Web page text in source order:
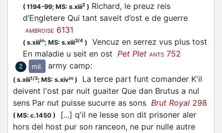
( 1194-99; MS: s.xiii2 ) Richard, le preuz reis
d’Engletere Qui tant saveit d’ost e de guerre
AMBROISE 6131
( s.xiiiin; MS: s.xiii3/4 )
Vencuz en serrez vus plus tost
En maladie u seit en ost Pet Plet ANTS 752
2 mil. army camp:
( s.xiii1/3; MS: s.xivin )
La terce part funt comander K'il
deivent l'ost par nuit guaiter Que dan Brutus a nul
sens Par nut puisse sucurre as sons Brut Royal 298
( MS: c.1450 )
[...] q'il ne lesse son dit prisoner aler
hors del host pur son ranceon, ne pur nulle autre